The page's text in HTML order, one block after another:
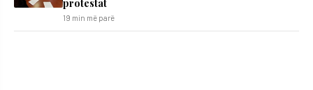
protestat
19 min më parë